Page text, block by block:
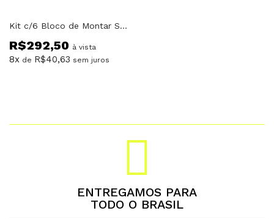
Kit c/6 Bloco de Montar Set Trans Collector Construção
R$292,50 à vista
8x de R$40,63 sem juros
ENTREGAMOS PARA
TODO O BRASIL